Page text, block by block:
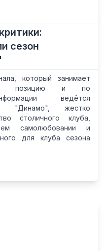
сезон
который занимает
позицию и по
ведётся
"Динамо", жестко
столичного клуба,
самолюбовании и
для клуба сезона